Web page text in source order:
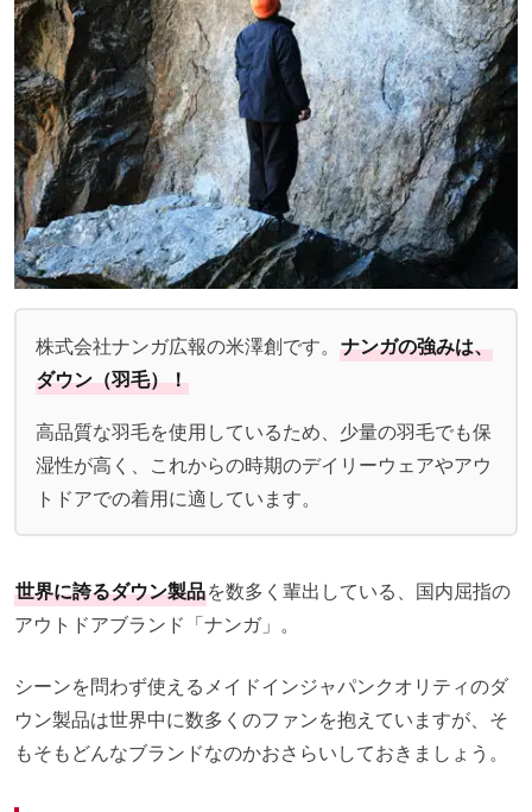
株式会社ナンガ広報の米澤創です。 ナンガの強みは、
ダウン（羽毛）！
高品質な羽毛を使用しているため、少量の羽毛でも保
湿性が高く、これからの時期のデイリーウェアやアウ
トドアでの着用に適しています。
世界に誇るダウン製品を数多く輩出している、国内屈指の
アウトドアブランド「ナンガ」。
シーンを問わず使えるメイドインジャパンクオリティのダ
ウン製品は世界中に数多くのファンを抱えていますが、そ
もそもどんなブランドなのかおさらいしておきましょう。